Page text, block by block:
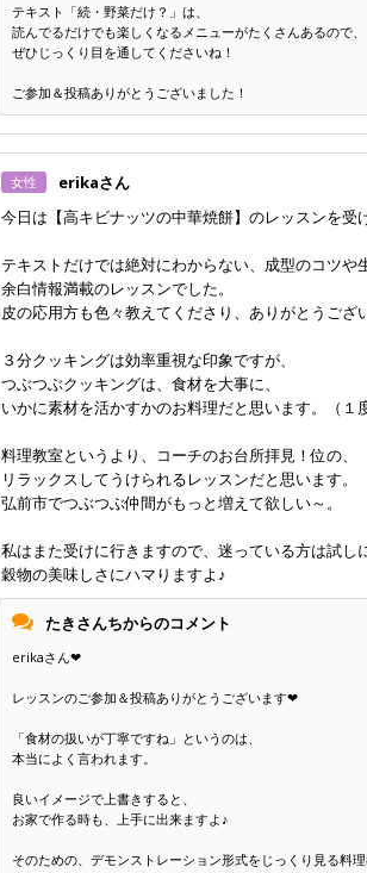
テキスト「続・野菜だけ？」は、
読んでるだけでも楽しくなるメニューがたくさんあるので、
ぜひじっくり目を通してくださいね！
ご参加＆投稿ありがとうございました！
女性 erikaさん
今日は【高キビナッツの中華焼餅】のレッスンを受
テキストだけでは絶対にわからない、成型のコツや
余白情報満載のレッスンでした。
皮の応用方も色々教えてくださり、ありがとうござ
３分クッキングは効率重視な印象ですが、
つぶつぶクッキングは、食材を大事に、
いかに素材を活かすかのお料理だと思います。（１
料理教室というより、コーチのお台所拝見！位の、
リラックスしてうけられるレッスンだと思います。
弘前市でつぶつぶ仲間がもっと増えて欲しい～。
私はまた受けに行きますので、迷っている方は試し
穀物の美味しさにハマりますよ♪
たきさんちからのコメント
erikaさん❤
レッスンのご参加＆投稿ありがとうございます❤
「食材の扱いが丁寧ですね」というのは、
本当によく言われます。
良いイメージで上書きすると、
お家で作る時も、上手に出来ますよ♪
そのための、デモンストレーション形式をじっくり見る料理